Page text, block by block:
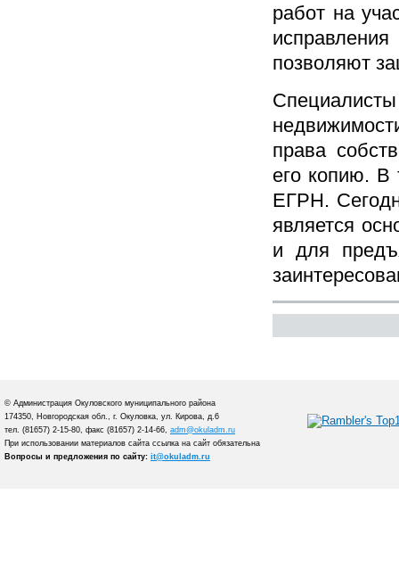
работ на
позволяют
права
его копию. В
ЕГРН.
является
и для
© Администрация Окуловского муниципального района
174350, Новгородская обл., г. Окуловка, ул. Кирова, д.6
тел. (81657) 2-15-80, факс (81657) 2-14-66, adm@okuladm.ru
При использовании материалов сайта ссылка на сайт обязательна
Вопросы и предложения по сайту: it@okuladm.ru